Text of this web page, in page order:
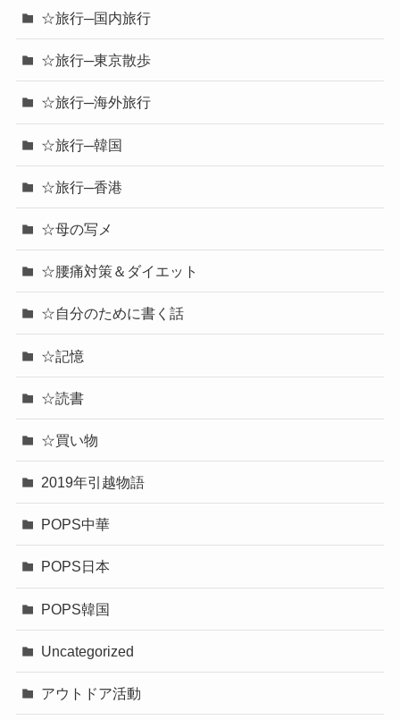
☆旅行─国内旅行
☆旅行─東京散歩
☆旅行─海外旅行
☆旅行─韓国
☆旅行─香港
☆母の写メ
☆腰痛対策＆ダイエット
☆自分のために書く話
☆記憶
☆読書
☆買い物
2019年引越物語
POPS中華
POPS日本
POPS韓国
Uncategorized
アウトドア活動